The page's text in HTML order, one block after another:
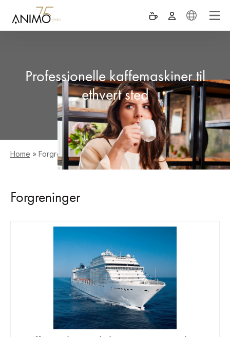
Professionelle kaffemaskiner til
ethvert sted
Home » Forgreninger
Forgreninger